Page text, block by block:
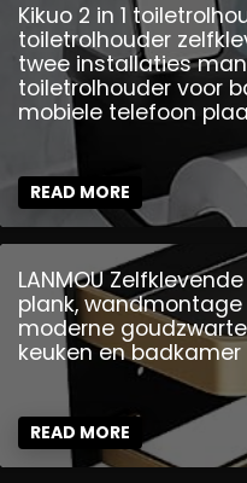
Kikuo 2 in 1
toiletrolhouder
twee installaties
toiletrolhouder voor
mobiele telefoon
READ MORE
LANMOU
plank,
moderne
keuken en
READ MORE